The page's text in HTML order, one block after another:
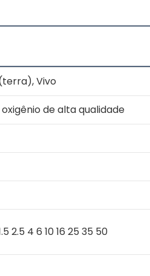
Vivo
de alta qualidade
2.5 4 6 10 16 25 35 50